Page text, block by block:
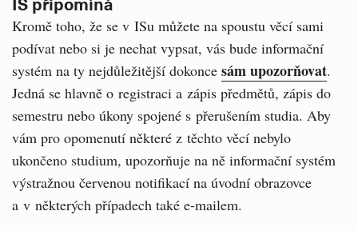
Kromě toho, že se v ISu můžete na spoustu věcí sami
podívat nebo si je nechat vypsat, vás bude informační
systém na ty nejdůležitější dokonce sám upozorňovat.
Jedná se hlavně o registraci a zápis předmětů, zápis do
semestru nebo úkony spojené s přerušením studia. Aby
vám pro opomenutí některé z těchto věcí nebylo
ukončeno studium, upozorňuje na ně informační systém
výstražnou červenou notifikací na úvodní obrazovce
a v některých případech také e-mailem.